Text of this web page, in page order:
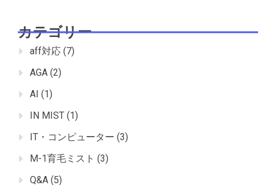
カテゴリー
aff対応 (7)
AGA (2)
AI (1)
IN MIST (1)
IT・コンピューター (3)
M-1育毛ミスト (3)
Q&A (5)